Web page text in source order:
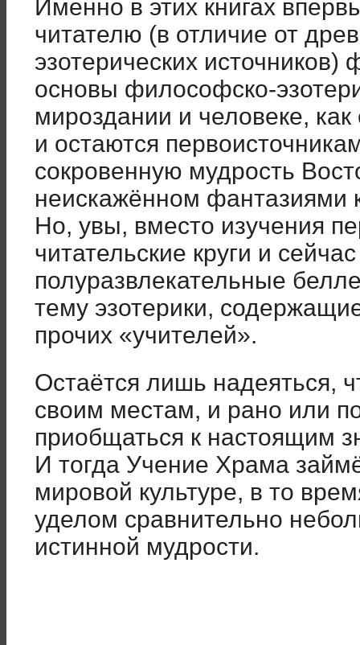
Именно в этих книгах
читателю (в отличие от
эзотерических
основы философско-
мироздании и человеке,
и остаются
сокровенную мудрость
неискажённом фантазиями
Но, увы, вместо изучения
читательские круги и
полуразвлекательные
тему эзотерики,
прочих «учителей».
Остаётся лишь надеяться,
своим местам, и рано или
приобщаться к настоящим
И тогда Учение Храма
мировой культуре, в то
уделом сравнительно
истинной мудрости.